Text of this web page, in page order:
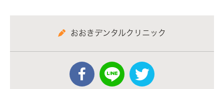
おおきデンタルクリニック